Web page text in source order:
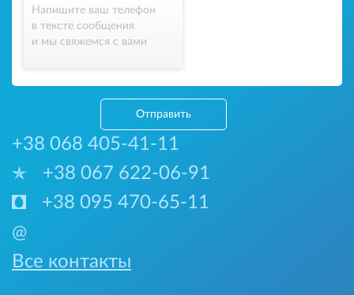
Напишите ваш телефон
в тексте сообщения
и мы свяжемся с вами
Отправить
+38 068 405-41-11
+38 067 622-06-91
+38 095 470-65-11
@
Все контакты